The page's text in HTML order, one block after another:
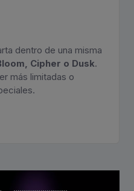
dentro de una misma
Cipher o Dusk.
más limitadas o